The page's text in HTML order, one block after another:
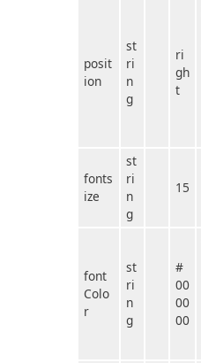
posit
ion
st
ri
n
g
ri
gh
t
fonts
ize
st
ri
n
g
15
font
Colo
r
st
ri
n
g
#
00
00
00